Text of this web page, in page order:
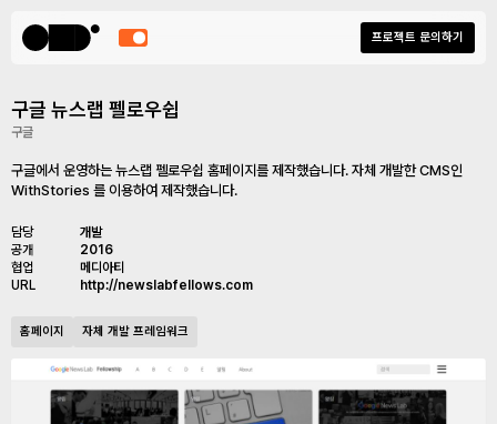
프로젝트 문의하기
구글 뉴스랩 펠로우쉽
구글
구글에서 운영하는 뉴스랩 펠로우쉽 홈페이지를 제작했습니다. 자체 개발한 CMS인
WithStories 를 이용하여 제작했습니다.
담당
개발
공개
2016
협업
메디아티
URL
http://newslabfellows.com
홈페이지 자체 개발 프레임워크